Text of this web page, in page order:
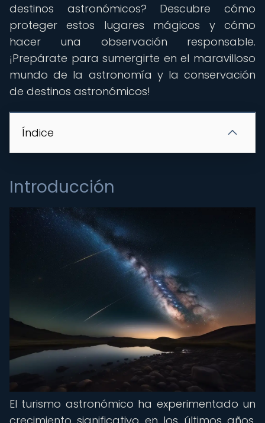
destinos astronómicos? Descubre cómo
proteger estos lugares mágicos y cómo
hacer una observación responsable.
¡Prepárate para sumergirte en el maravilloso
mundo de la astronomía y la conservación
de destinos astronómicos!
Índice
Introducción
El turismo astronómico ha experimentado un